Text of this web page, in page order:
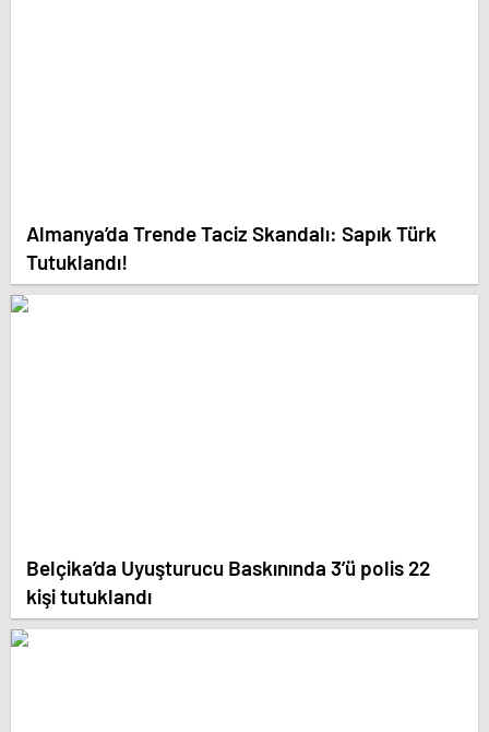
Almanya’da Trende Taciz Skandalı: Sapık Türk
Tutuklandı!
Belçika’da Uyuşturucu Baskınında 3’ü polis 22
kişi tutuklandı